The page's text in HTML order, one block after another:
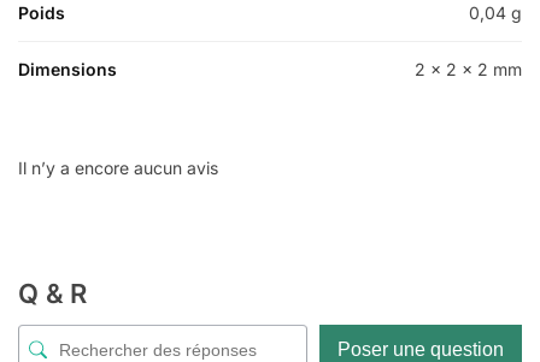
Poids 0,04 g
Dimensions 2 × 2 × 2 mm
Il n’y a encore aucun avis
Q & R
Poser une question